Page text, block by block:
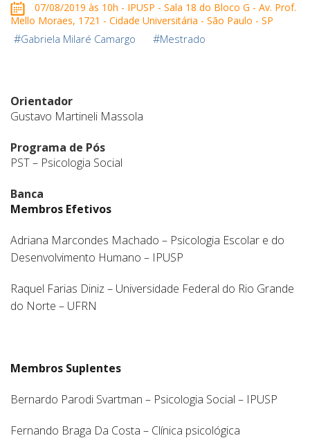
07/08/2019 às 10h - IPUSP - Sala 18 do Bloco G - Av. Prof.
Mello Moraes, 1721 - Cidade Universitária - São Paulo - SP
#Gabriela Milaré Camargo #Mestrado
Orientador
Gustavo Martineli Massola
Programa de Pós
PST – Psicologia Social
Banca
Membros Efetivos
Adriana Marcondes Machado – Psicologia Escolar e do
Desenvolvimento Humano – IPUSP
Raquel Farias Diniz – Universidade Federal do Rio Grande
do Norte – UFRN
Membros Suplentes
Bernardo Parodi Svartman – Psicologia Social – IPUSP
Fernando Braga Da Costa – Clínica psicológica